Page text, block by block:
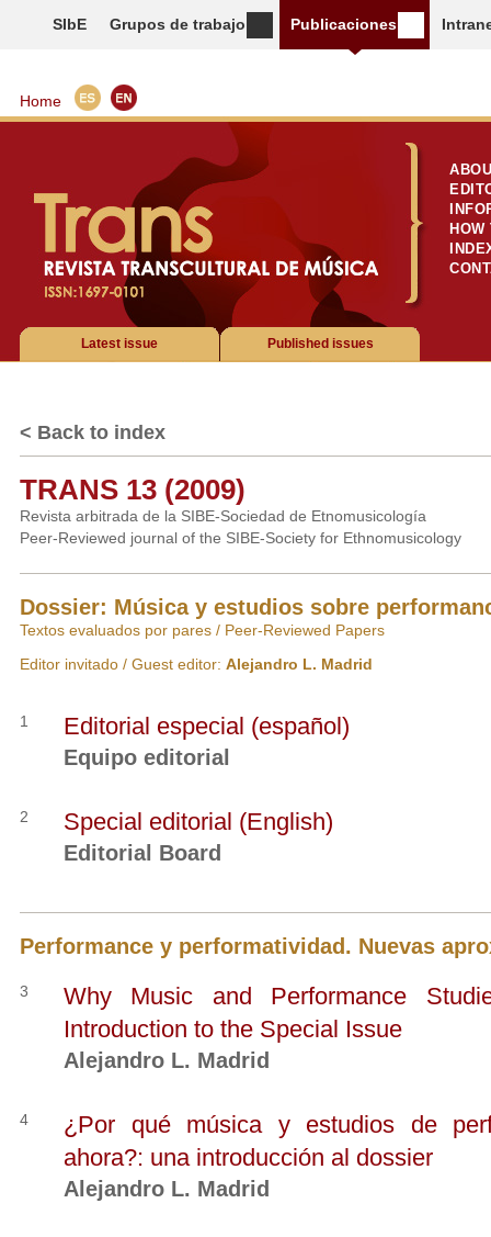
SIbE Grupos de trabajo Publicaciones
Home
Published issues
Latest issue
< Back to index
TRANS 13 (2009)
Revista arbitrada de la SIBE-Sociedad de Etnomusicología
Peer-Reviewed journal of the SIBE-Society for Ethnomusicology
Dossier: Música y estudios sobre
Textos evaluados por pares / Peer-Reviewed Papers
Editor invitado / Guest editor: Alejandro L. Madrid
1 Editorial especial (español)
Equipo editorial
2 Special editorial (English)
Editorial Board
Performance y performatividad. Nuevas
3
Why Music and Performance
Introduction to the Special Issue
Alejandro L. Madrid
4
¿Por qué música y estudios de
ahora?: una introducción al dossier
Alejandro L. Madrid